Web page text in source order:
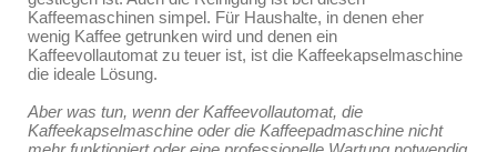
Kaffeemaschinen simpel. Für Haushalte, in denen eher
wenig Kaffee getrunken wird und denen ein
Kaffeevollautomat zu teuer ist, ist die Kaffeekapselmaschine
die ideale Lösung.
Aber was tun, wenn der Kaffeevollautomat, die
Kaffeekapselmaschine oder die Kaffeepadmaschine nicht